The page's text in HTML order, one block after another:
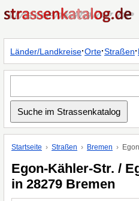
Länder/Landkreise·Orte·Straßen·
Startseite Straßen Bremen
Egon-Kähler-Str. /
in 28279 Bremen